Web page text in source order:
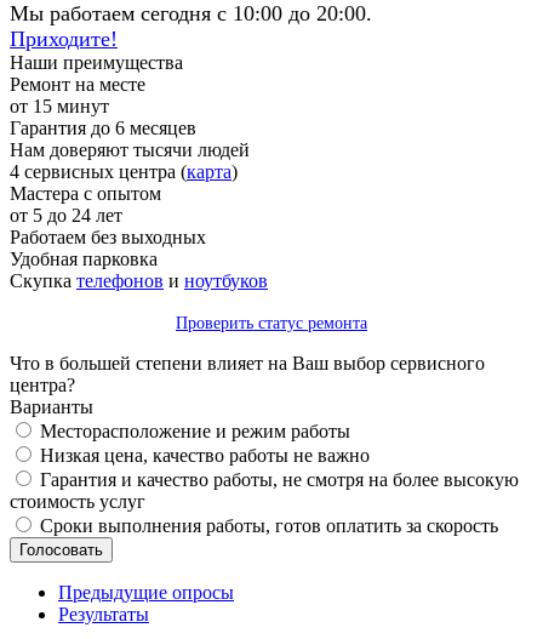
Мы работаем сегодня с 10:00 до 20:00.
Приходите!
Наши преимущества
Ремонт на месте
от 15 минут
Гарантия до 6 месяцев
Нам доверяют тысячи людей
4 сервисных центра (карта)
Мастера с опытом
от 5 до 24 лет
Работаем без выходных
Удобная парковка
Скупка телефонов и ноутбуков
Проверить статус ремонта
Что в большей степени влияет на Ваш выбор сервисного
центра?
Варианты
Месторасположение и режим работы
Низкая цена, качество работы не важно
Гарантия и качество работы, не смотря на более высокую
стоимость услуг
Сроки выполнения работы, готов оплатить за скорость
Предыдущие опросы
Результаты